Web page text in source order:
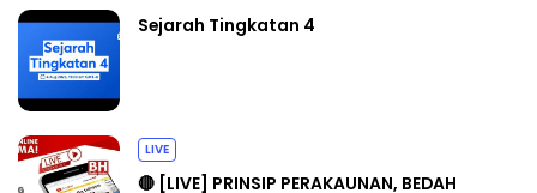
Sejarah Tingkatan 4
LIVE
🔴 [LIVE] PRINSIP PERAKAUNAN, BEDAH